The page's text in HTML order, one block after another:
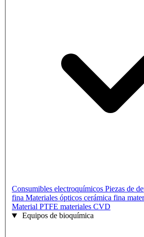
Consumibles electroquímicos Piezas de
fina Materiales ópticos cerámica fina
Material PTFE materiales CVD
Equipos de bioquímica